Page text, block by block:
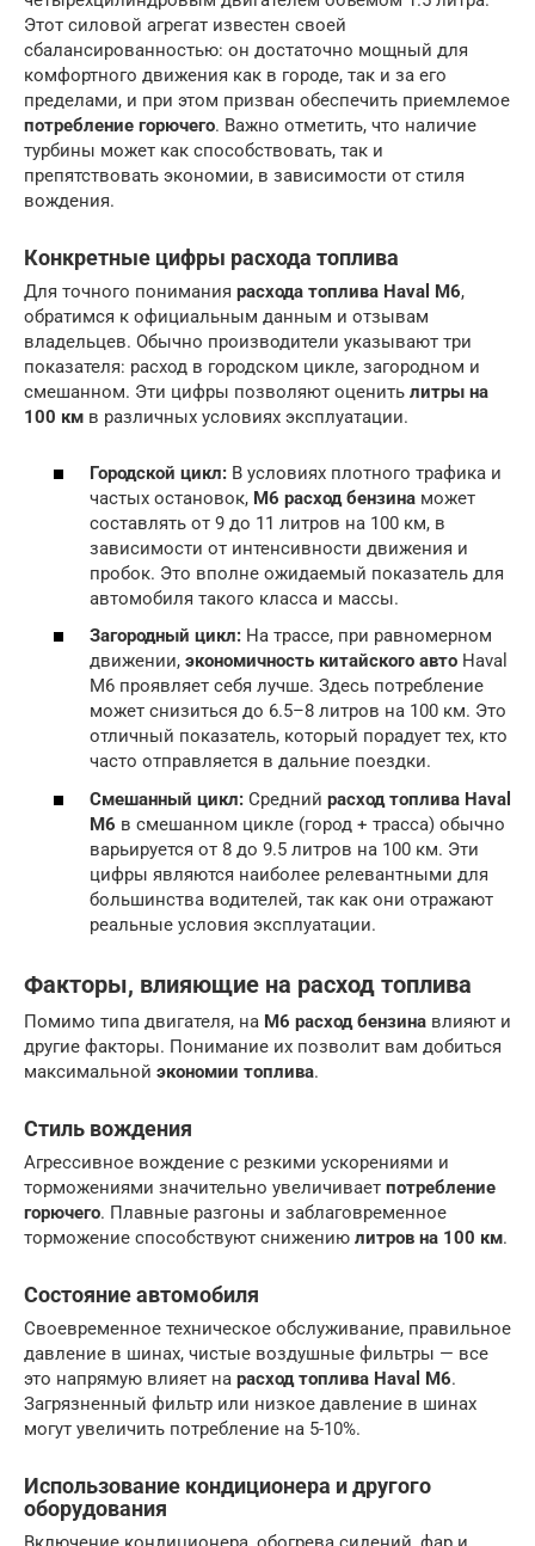
Этот силовой агрегат известен своей
сбалансированностью: он достаточно мощный для
комфортного движения как в городе, так и за его
пределами, и при этом призван обеспечить приемлемое
потребление горючего. Важно отметить, что наличие
турбины может как способствовать, так и
препятствовать экономии, в зависимости от стиля
вождения.
Конкретные цифры расхода топлива
Для точного понимания расхода топлива Haval M6,
обратимся к официальным данным и отзывам
владельцев. Обычно производители указывают три
показателя: расход в городском цикле, загородном и
смешанном. Эти цифры позволяют оценить литры на
100 км в различных условиях эксплуатации.
Городской цикл: В условиях плотного трафика и
частых остановок, M6 расход бензина может
составлять от 9 до 11 литров на 100 км, в
зависимости от интенсивности движения и
пробок. Это вполне ожидаемый показатель для
автомобиля такого класса и массы.
Загородный цикл: На трассе, при равномерном
движении, экономичность китайского авто Haval
M6 проявляет себя лучше. Здесь потребление
может снизиться до 6.5–8 литров на 100 км. Это
отличный показатель, который порадует тех, кто
часто отправляется в дальние поездки.
Смешанный цикл: Средний расход топлива Haval
M6 в смешанном цикле (город + трасса) обычно
варьируется от 8 до 9.5 литров на 100 км. Эти
цифры являются наиболее релевантными для
большинства водителей, так как они отражают
реальные условия эксплуатации.
Факторы, влияющие на расход топлива
Помимо типа двигателя, на M6 расход бензина влияют и
другие факторы. Понимание их позволит вам добиться
максимальной экономии топлива.
Стиль вождения
Агрессивное вождение с резкими ускорениями и
торможениями значительно увеличивает потребление
горючего. Плавные разгоны и заблаговременное
торможение способствуют снижению литров на 100 км.
Состояние автомобиля
Своевременное техническое обслуживание, правильное
давление в шинах, чистые воздушные фильтры — все
это напрямую влияет на расход топлива Haval M6.
Загрязненный фильтр или низкое давление в шинах
могут увеличить потребление на 5-10%.
Использование кондиционера и другого
оборудования